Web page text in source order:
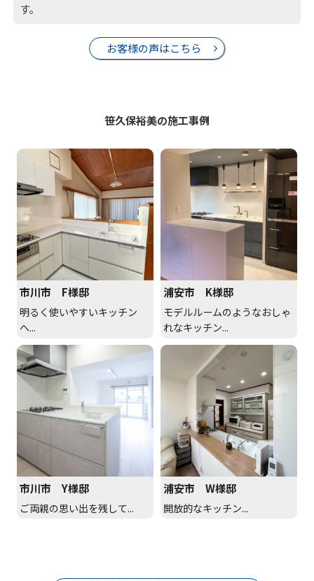
お客様の声はこちら
笹久保裕美の施工事例
市川市 F様邸
明るく使いやすいキッチン
へ...
浦安市 K様邸
モデルルームのようなおしゃ
れなキッチン...
市川市 Y様邸
ご両親の思い出を残して...
浦安市 W様邸
開放的なキッチン...